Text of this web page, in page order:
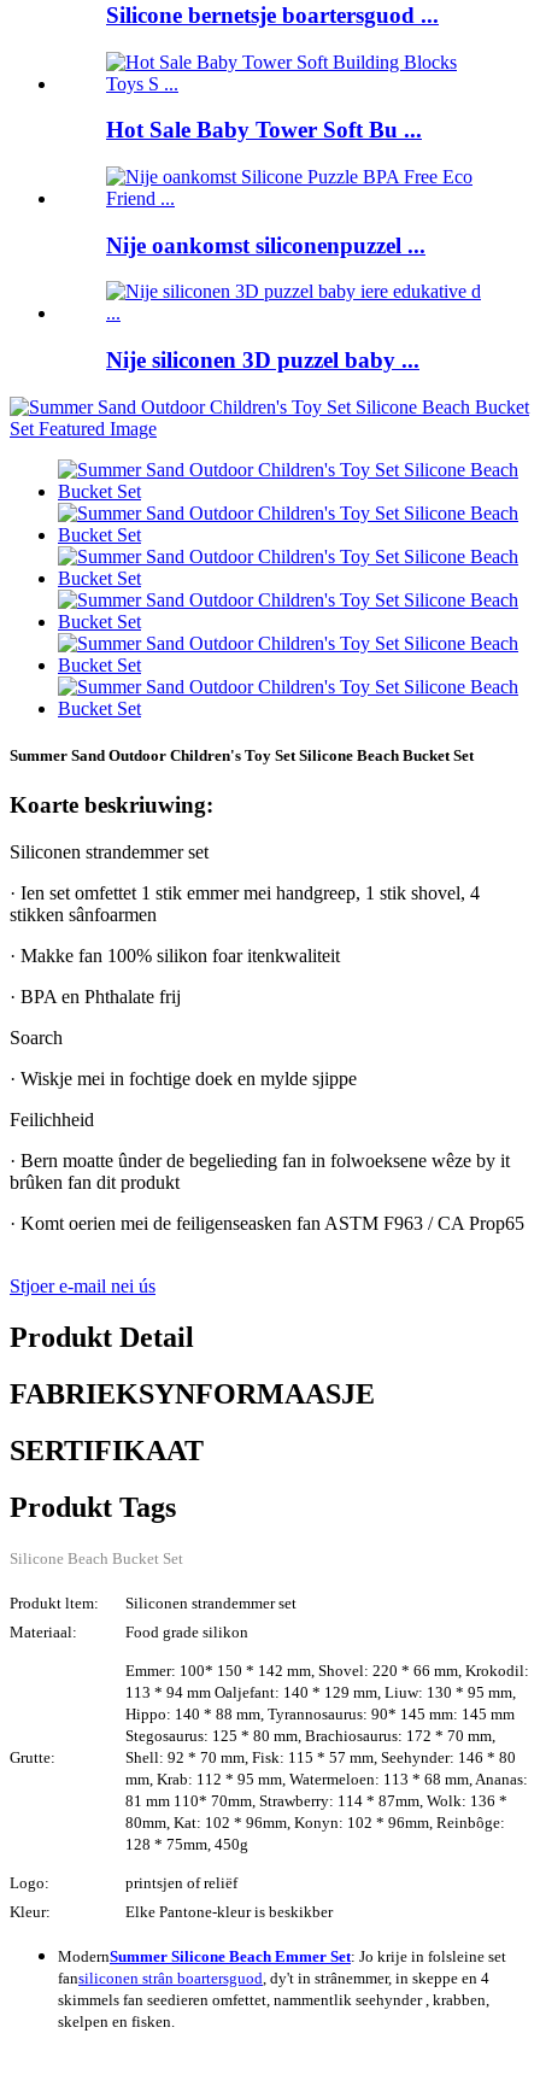
Silicone bernetsje boartersguod ...
Hot Sale Baby Tower Soft Bu ...
Nije oankomst siliconenpuzzel ...
Nije siliconen 3D puzzel baby ...
Summer Sand Outdoor Children's Toy Set Silicone Beach Bucket Set
Koarte beskriuwing:
Siliconen strandemmer set
· Ien set omfettet 1 stik emmer mei handgreep, 1 stik shovel, 4
stikken sânfoarmen
· Makke fan 100% silikon foar itenkwaliteit
· BPA en Phthalate frij
Soarch
· Wiskje mei in fochtige doek en mylde sjippe
Feilichheid
· Bern moatte ûnder de begelieding fan in folwoeksene wêze by it
brûken fan dit produkt
· Komt oerien mei de feiligenseasken fan ASTM F963 / CA Prop65
Stjoer e-mail nei ús
Produkt Detail
FABRIEKSYNFORMAASJE
SERTIFIKAAT
Produkt Tags
Silicone Beach Bucket Set
Produkt ltem:
Siliconen strandemmer set
Materiaal:
Food grade silikon
Grutte:
Emmer: 100* 150 * 142 mm, Shovel: 220 * 66 mm, Krokodil:
113 * 94 mm Oaljefant: 140 * 129 mm, Liuw: 130 * 95 mm,
Hippo: 140 * 88 mm, Tyrannosaurus: 90* 145 mm: 145 mm
Stegosaurus: 125 * 80 mm, Brachiosaurus: 172 * 70 mm,
Shell: 92 * 70 mm, Fisk: 115 * 57 mm, Seehynder: 146 * 80
mm, Krab: 112 * 95 mm, Watermeloen: 113 * 68 mm, Ananas:
81 mm 110* 70mm, Strawberry: 114 * 87mm, Wolk: 136 *
80mm, Kat: 102 * 96mm, Konyn: 102 * 96mm, Reinbôge:
128 * 75mm, 450g
Logo:
printsjen of reliëf
Kleur:
Elke Pantone-kleur is beskikber
ModernSummer Silicone Beach Emmer Set: Jo krije in folsleine set
fansiliconen strân boartersguod, dy't in strânemmer, in skeppe en 4
skimmels fan seedieren omfettet, nammentlik seehynder , krabben,
skelpen en fisken.